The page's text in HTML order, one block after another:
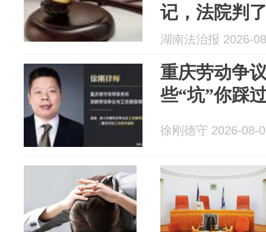
记，法院判
湖南法治报 2026-
重庆劳动争
些“坑”你踩
徐刚德守 2026-08-